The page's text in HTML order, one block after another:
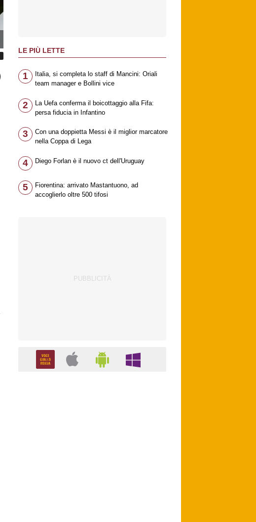
LE PIÙ LETTE
1
Italia, si completa lo staff di Mancini: Oriali
team manager e Bollini vice
2
La Uefa conferma il boicottaggio alla Fifa:
persa fiducia in Infantino
3
Con una doppietta Messi è il miglior marcatore
nella Coppa di Lega
4 Diego Forlan è il nuovo ct dell'Uruguay
5
Fiorentina: arrivato Mastantuono, ad
accoglierlo oltre 500 tifosi